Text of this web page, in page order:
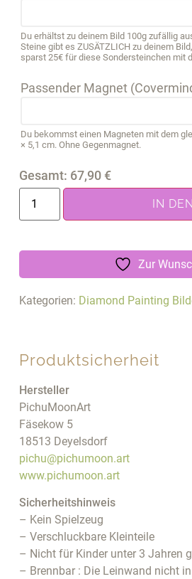
Du erhältst zu deinem Bild 100g zufällig
Steine gibt es ZUSÄTZLICH zu deinem
sparst 25€ für diese Sondersteinchen mit
Passender Magnet
Du bekommst einen Magneten mit dem
× 5,1 cm. Ohne Gegenmagnet.
Gesamt: 67,90 €
IN
Zur
Kategorien: Diamond Painting
Produktsicherheit
Hersteller
PichuMoonArt
Fäsekow 5
18513 Deyelsdorf
pichu@pichumoon.art
www.pichumoon.art
Sicherheitshinweis
– Kein Spielzeug
– Verschluckbare Kleinteile
– Nicht für Kinder unter 3 Jahren
– Brennbar : Die Leinwand nicht